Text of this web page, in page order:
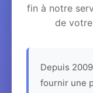
fin à notre
de
Depuis
fournir une